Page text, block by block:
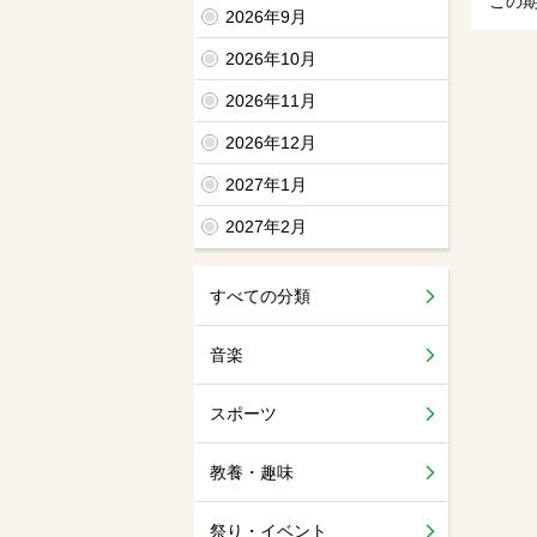
2026年9月
2026年10月
2026年11月
2026年12月
2027年1月
2027年2月
すべての分類
音楽
スポーツ
教養・趣味
祭り・イベント